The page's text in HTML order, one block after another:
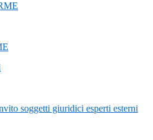
soggetti giuridici esperti esterni